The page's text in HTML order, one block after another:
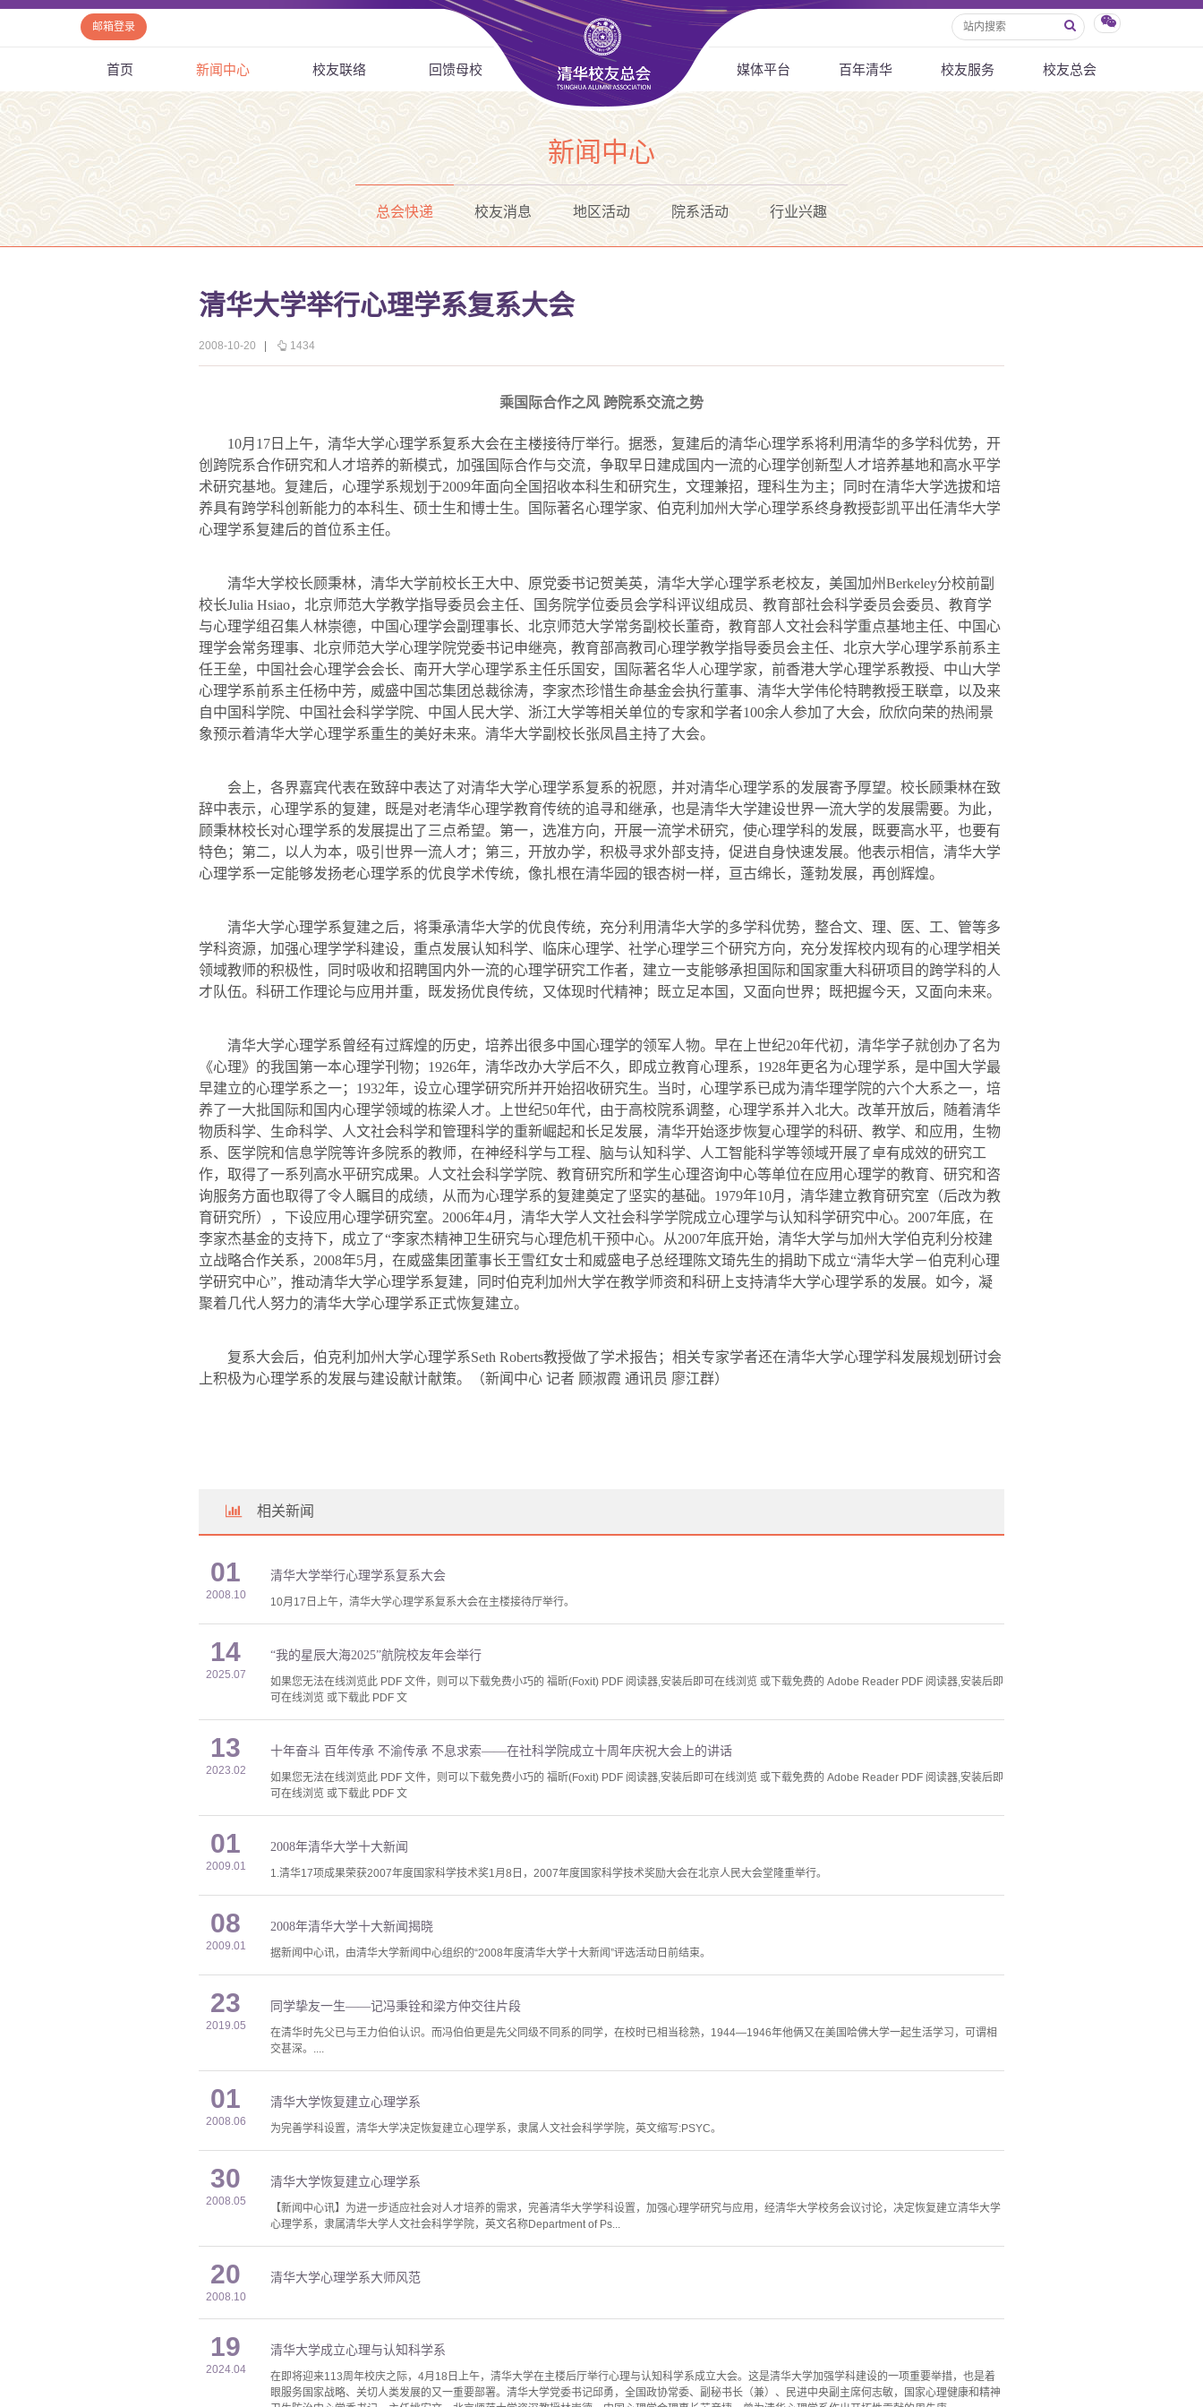
邮箱登录
首页 新闻中心 校友联络 回馈母校 媒体平台 百年清华 校友服务 校友总会
新闻中心
总会快递 校友消息 地区活动 院系活动 行业兴趣
清华大学举行心理学系复系大会
2008-10-20 1434
乘国际合作之风 跨院系交流之势
10月 17 日上午，清华大学心理学系复系大会在主楼接待厅举行。据悉，复建后的清华心理学系将利用清华的多学科优势，开
创跨院系合作研究和人才培养的新模式，加强国际合作与交流，争取早日建成国内一流的心理学创新型人才培养基地和高水平学
术研究基地。复建后，心理学系规划于2009年面向全国招收本科生和研究生，文理兼招，理科生为主；同时在清华大学选拔和培
养具有跨学科创新能力的本科生、硕士生和博士生。国际著名心理学家、伯克利加州大学心理学系终身教授彭凯平出任清华大学
心理学系复建后的首位系主任。
清华大学校长顾秉林，清华大学前校长王大中、原党委书记贺美英，清华大学心理学系老校友，美国加州Berkeley分校前副
校长Julia Hsiao，北京师范大学教学指导委员会主任、国务院学位委员会学科评议组成员、教育部社会科学委员会委员、教育学
与心理学组召集人林崇德，中国心理学会副理事长、北京师范大学常务副校长董奇，教育部人文社会科学重点基地主任、中国心
理学会常务理事、北京师范大学心理学院党委书记申继亮，教育部高教司心理学教学指导委员会主任、北京大学心理学系前系主
任王垒，中国社会心理学会会长、南开大学心理学系主任乐国安，国际著名华人心理学家，前香港大学心理学系教授、中山大学
心理学系前系主任杨中芳，威盛中国芯集团总裁徐涛，李家杰珍惜生命基金会执行董事、清华大学伟伦特聘教授王联章，以及来
自中国科学院、中国社会科学学院、中国人民大学、浙江大学等相关单位的专家和学者100余人参加了大会，欣欣向荣的热闹景
象预示着清华大学心理学系重生的美好未来。清华大学副校长张凤昌主持了大会。
会上，各界嘉宾代表在致辞中表达了对清华大学心理学系复系的祝愿，并对清华心理学系的发展寄予厚望。校长顾秉林在致
辞中表示，心理学系的复建，既是对老清华心理学教育传统的追寻和继承，也是清华大学建设世界一流大学的发展需要。为此，
顾秉林校长对心理学系的发展提出了三点希望。第一，选准方向，开展一流学术研究，使心理学科的发展，既要高水平，也要有
特色；第二，以人为本，吸引世界一流人才；第三，开放办学，积极寻求外部支持，促进自身快速发展。他表示相信，清华大学
心理学系一定能够发扬老心理学系的优良学术传统，像扎根在清华园的银杏树一样，亘古绵长，蓬勃发展，再创辉煌。
清华大学心理学系复建之后，将秉承清华大学的优良传统，充分利用清华大学的多学科优势，整合文、理、医、工、管等多
学科资源，加强心理学学科建设，重点发展认知科学、临床心理学、社学心理学三个研究方向，充分发挥校内现有的心理学相关
领域教师的积极性，同时吸收和招聘国内外一流的心理学研究工作者，建立一支能够承担国际和国家重大科研项目的跨学科的人
才队伍。科研工作理论与应用并重，既发扬优良传统，又体现时代精神；既立足本国，又面向世界；既把握今天，又面向未来。
清华大学心理学系曾经有过辉煌的历史，培养出很多中国心理学的领军人物。早在上世纪20年代初，清华学子就创办了名为
《心理》的我国第一本心理学刊物； 1926年，清华改办大学后不久，即成立教育心理系， 1928年更名为心理学系，是中国大学最
早建立的心理学系之一； 1932年，设立心理学研究所并开始招收研究生。当时，心理学系已成为清华理学院的六个大系之一，培
养了一大批国际和国内心理学领域的栋梁人才。上世纪50年代，由于高校院系调整，心理学系并入北大。改革开放后，随着清华
物质科学、生命科学、人文社会科学和管理科学的重新崛起和长足发展，清华开始逐步恢复心理学的科研、教学、和应用，生物
系、医学院和信息学院等许多院系的教师，在神经科学与工程、脑与认知科学、人工智能科学等领域开展了卓有成效的研究工
作，取得了一系列高水平研究成果。人文社会科学学院、教育研究所和学生心理咨询中心等单位在应用心理学的教育、研究和咨
询服务方面也取得了令人瞩目的成绩，从而为心理学系的复建奠定了坚实的基础。 1979年10月，清华建立教育研究室（后改为教
育研究所），下设应用心理学研究室。 2006年4月，清华大学人文社会科学学院成立心理学与认知科学研究中心。 2007年底，在
李家杰基金的支持下，成立了“李家杰精神卫生研究与心理危机干预中心。从2007年底开始，清华大学与加州大学伯克利分校建
立战略合作关系， 2008年5月，在威盛集团董事长王雪红女士和威盛电子总经理 陈文琦先生的捐助下成立“清华大学－伯克利心理
学研究中心”，推动清华大学心理学系复建，同时伯克利加州大学在教学师资和科研上支持清华大学心理学系的发展。如今，凝
聚着几代人努力的清华大学心理学系正式恢复建立。
复系大会后，伯克利加州大学心理学系Seth Roberts教授做了学术报告；相关专家学者还在清华大学心理学科发展规划研讨会
上积极为心理学系的发展与建设献计献策。
（新闻中心 记者 顾淑霞 通讯员 廖江群）
相关新闻
01
2008.10
清华大学举行心理学系复系大会
10月17日上午，清华大学心理学系复系大会在主楼接待厅举行。
14
2025.07
“我的星辰大海2025”航院校友年会举行
如果您无法在线浏览此 PDF 文件，则可以下载免费小巧的 福昕(Foxit) PDF 阅读器,安装后即可在线浏览 或下载免费的 Adobe Reader PDF 阅读器,安装后即
可在线浏览 或下载此 PDF 文
13
2023.02
十年奋斗 百年传承 不渝传承 不息求索——在社科学院成立十周年庆祝大会上的讲话
如果您无法在线浏览此 PDF 文件，则可以下载免费小巧的 福昕(Foxit) PDF 阅读器,安装后即可在线浏览 或下载免费的 Adobe Reader PDF 阅读器,安装后即
可在线浏览 或下载此 PDF 文
01
2009.01
2008年清华大学十大新闻
1.清华17项成果荣获2007年度国家科学技术奖1月8日，2007年度国家科学技术奖励大会在北京人民大会堂隆重举行。
08
2009.01
2008年清华大学十大新闻揭晓
据新闻中心讯，由清华大学新闻中心组织的“2008年度清华大学十大新闻”评选活动日前结束。
23
2019.05
同学挚友一生——记冯秉铨和梁方仲交往片段
在清华时先父已与王力伯伯认识。而冯伯伯更是先父同级不同系的同学，在校时已相当稔熟，1944—1946年他俩又在美国哈佛大学一起生活学习，可谓相
交甚深。....
01
2008.06
清华大学恢复建立心理学系
为完善学科设置，清华大学决定恢复建立心理学系，隶属人文社会科学学院，英文缩写:PSYC。
30
2008.05
清华大学恢复建立心理学系
【新闻中心讯】为进一步适应社会对人才培养的需求，完善清华大学学科设置，加强心理学研究与应用，经清华大学校务会议讨论，决定恢复建立清华大学
心理学系，隶属清华大学人文社会科学学院，英文名称Department of Ps...
20
2008.10
清华大学心理学系大师风范
19
2024.04
清华大学成立心理与认知科学系
在即将迎来113周年校庆之际，4月18日上午，清华大学在主楼后厅举行心理与认知科学系成立大会。这是清华大学加强学科建设的一项重要举措，也是着
眼服务国家战略、关切人类发展的又一重要部署。清华大学党委书记邱勇，全国政协常委、副秘书长（兼）、民进中央副主席何志敏，国家心理健康和精神